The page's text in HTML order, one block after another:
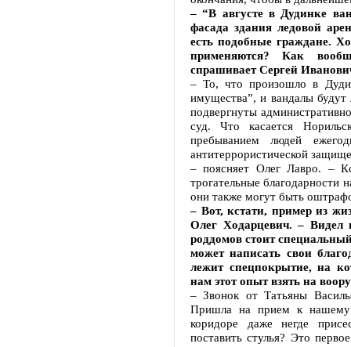
– “В августе в Дудинке
фасада здания ледовой
есть подобные граждане.
применяются? Как
спрашивает Сергей
– То, что произошло в
имущества”, и вандалы
подвергнуты
суд. Что касается
пребыванием людей
антитеррористической
– поясняет Олег Лавро. –
трогательные
они также могут быть
– Вот, кстати, пример из
Олег Ходарцевич. – Видел
роддомов стоит
может написать свои
лежит спецпокрытие, на
нам этот опыт взять на
– Звонок от Татьяны
Пришла на прием к нашему
коридоре даже негде
поставить стулья? Это